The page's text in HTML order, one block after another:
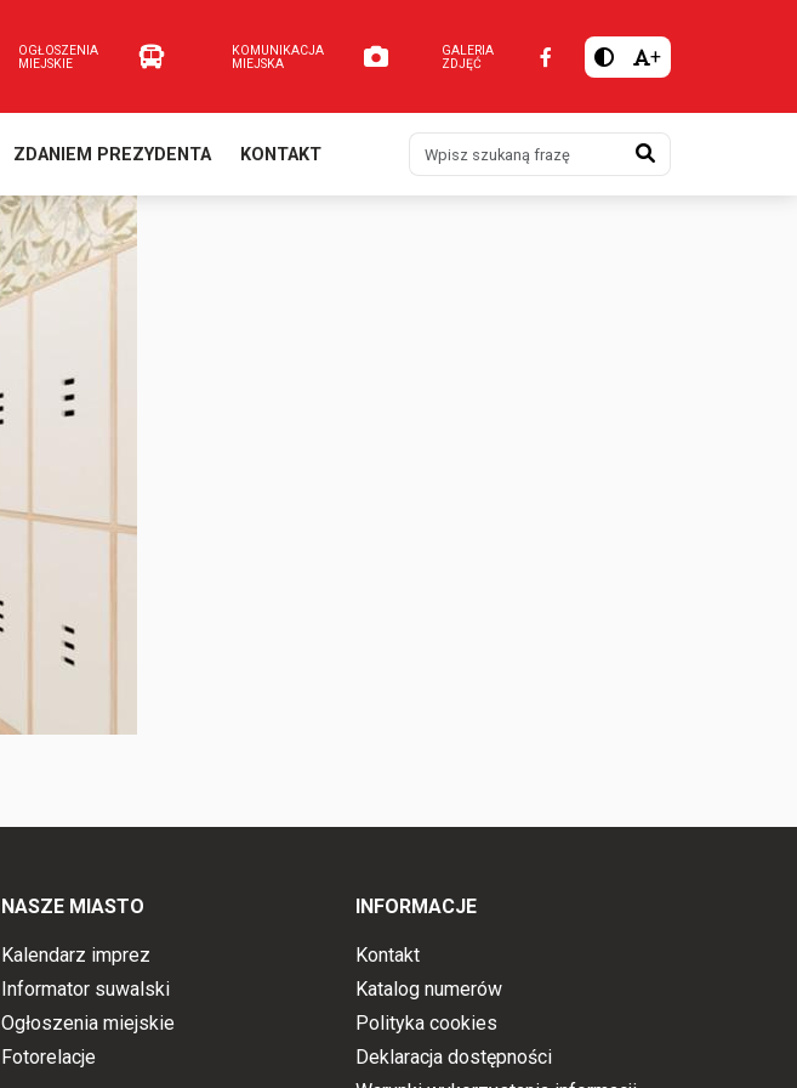
OGŁOSZENIA
MIEJSKIE
KOMUNIKACJA
MIEJSKA
GALERIA
ZDJĘĆ
+
ZDANIEM PREZYDENTA KONTAKT
NASZE MIASTO
Kalendarz imprez
Informator suwalski
Ogłoszenia miejskie
Fotorelacje
INFORMACJE
Kontakt
Katalog numerów
Polityka cookies
Deklaracja dostępności